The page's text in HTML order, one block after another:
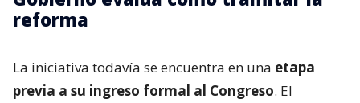
reforma
La iniciativa todavía se encuentra en una etapa
previa a su ingreso formal al Congreso. El